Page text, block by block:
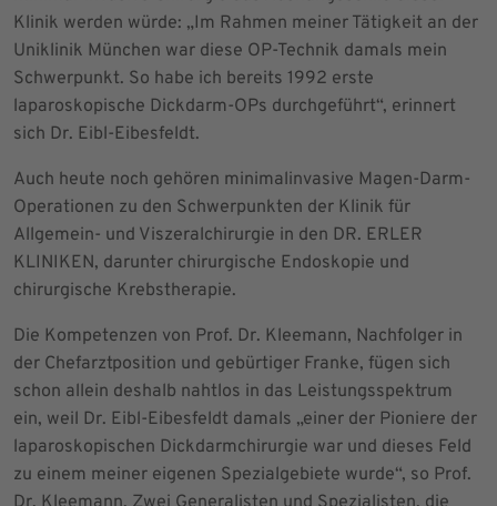
Klinik werden würde: „Im Rahmen meiner Tätigkeit an der
Uniklinik München war diese OP-Technik damals mein
Schwerpunkt. So habe ich bereits 1992 erste
laparoskopische Dickdarm-OPs durchgeführt“, erinnert
sich Dr. Eibl-Eibesfeldt.
Auch heute noch gehören minimalinvasive Magen-Darm-
Operationen zu den Schwerpunkten der Klinik für
Allgemein- und Viszeralchirurgie in den DR. ERLER
KLINIKEN, darunter chirurgische Endoskopie und
chirurgische Krebstherapie.
Die Kompetenzen von Prof. Dr. Kleemann, Nachfolger in
der Chefarztposition und gebürtiger Franke, fügen sich
schon allein deshalb nahtlos in das Leistungsspektrum
ein, weil Dr. Eibl-Eibesfeldt damals „einer der Pioniere der
laparoskopischen Dickdarmchirurgie war und dieses Feld
zu einem meiner eigenen Spezialgebiete wurde“, so Prof.